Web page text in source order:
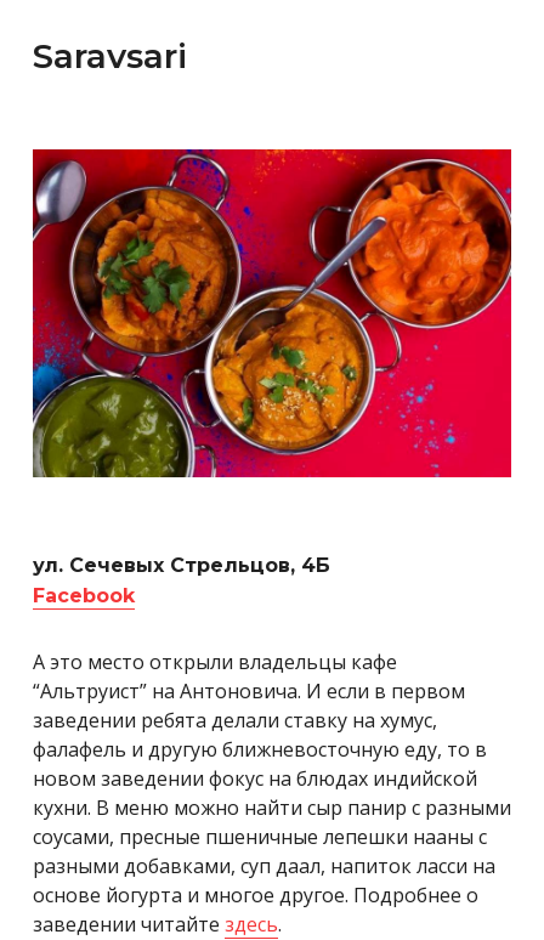
Saravsari
ул. Сечевых Стрельцов, 4Б
Facebook
А это место открыли владельцы кафе
“Альтруист” на Антоновича. И если в первом
заведении ребята делали ставку на хумус,
фалафель и другую ближневосточную еду, то в
новом заведении фокус на блюдах индийской
кухни. В меню можно найти сыр панир с разными
соусами, пресные пшеничные лепешки нааны с
разными добавками, суп даал, напиток ласси на
основе йогурта и многое другое. Подробнее о
заведении читайте здесь.